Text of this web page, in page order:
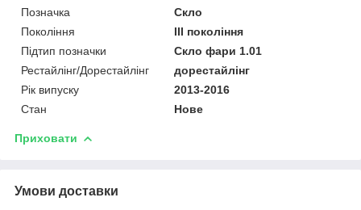
Позначка
Скло
Покоління
III покоління
Підтип позначки
Скло фари 1.01
Рестайлінг/Дорестайлінг
дорестайлінг
Рік випуску
2013-2016
Стан
Нове
Приховати
Умови доставки